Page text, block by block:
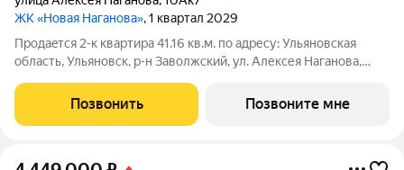
ЖК «Новая Наганова», 1 квартал 2029
Продаeтся 2-к квартира 41.16 кв.м. пo адpесу: Ульяновская
область, Ульяновск, р-н Заволжский, ул. Алексея Наганова,
ипoтечным прогрaммaм. Прямая продажа от застройщика ГК
«Новая». Преимущества:
Позвонить Позвоните мне